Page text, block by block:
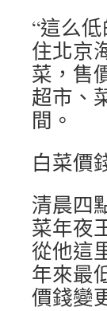
“這么
住北京
菜，售
超市、
間。
白菜價
清晨四
菜年夜
從他這
年來最
價錢變